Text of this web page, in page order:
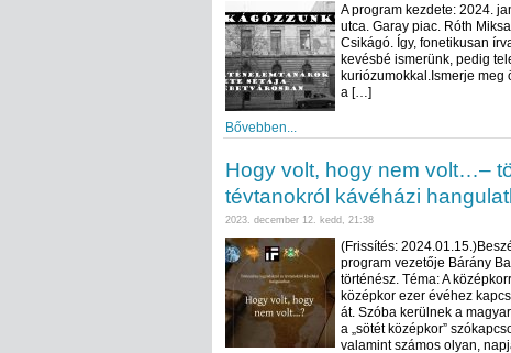
A program kezdete: 2024.
utca. Garay piac. Róth
Csikágó. Így, fonetikusan
kevésbé ismerünk, pedig
kuriózumokkal.Ismerje meg
a […]
Bővebben...
Hogy volt, hogy nem volt…–
tévtanokról kávéházi
2023. december 12. kedd, 21:38
(Frissítés:
program vezetője Bárány
történész. Téma: A
középkor ezer évéhez
át. Szóba kerülnek a
a „sötét középkor”
valamint számos olyan,